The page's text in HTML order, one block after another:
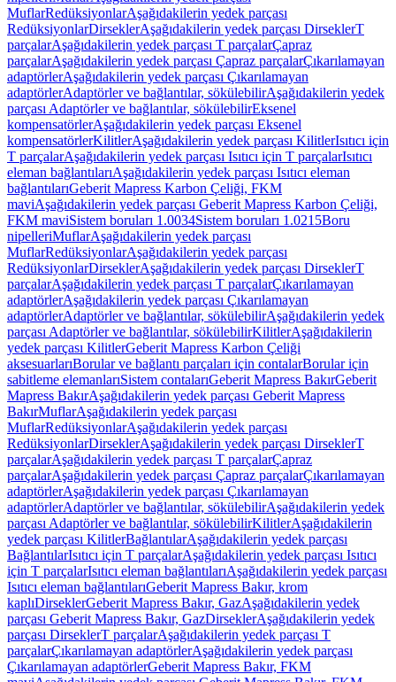
MuflarRedüksiyonlarAşağıdakilerin yedek parçası
RedüksiyonlarDirseklerAşağıdakilerin yedek parçası DirseklerT
parçalarAşağıdakilerin yedek parçası T parçalarÇapraz
parçalarAşağıdakilerin yedek parçası Çapraz parçalarÇıkarılamayan
adaptörlerAşağıdakilerin yedek parçası Çıkarılamayan
adaptörlerAdaptörler ve bağlantılar, sökülebilirAşağıdakilerin yedek
parçası Adaptörler ve bağlantılar, sökülebilirEksenel
kompensatörlerAşağıdakilerin yedek parçası Eksenel
kompensatörlerKilitlerAşağıdakilerin yedek parçası KilitlerIsıtıcı için
T parçalarAşağıdakilerin yedek parçası Isıtıcı için T parçalarIsıtıcı
eleman bağlantılarıAşağıdakilerin yedek parçası Isıtıcı eleman
bağlantılarıGeberit Mapress Karbon Çeliği, FKM
maviAşağıdakilerin yedek parçası Geberit Mapress Karbon Çeliği,
FKM maviSistem boruları 1.0034Sistem boruları 1.0215Boru
nipelleriMuflarAşağıdakilerin yedek parçası
MuflarRedüksiyonlarAşağıdakilerin yedek parçası
RedüksiyonlarDirseklerAşağıdakilerin yedek parçası DirseklerT
parçalarAşağıdakilerin yedek parçası T parçalarÇıkarılamayan
adaptörlerAşağıdakilerin yedek parçası Çıkarılamayan
adaptörlerAdaptörler ve bağlantılar, sökülebilirAşağıdakilerin yedek
parçası Adaptörler ve bağlantılar, sökülebilirKilitlerAşağıdakilerin
yedek parçası KilitlerGeberit Mapress Karbon Çeliği
aksesuarlarıBorular ve bağlantı parçaları için contalarBorular için
sabitleme elemanlarıSistem contalarıGeberit Mapress BakırGeberit
Mapress BakırAşağıdakilerin yedek parçası Geberit Mapress
BakırMuflarAşağıdakilerin yedek parçası
MuflarRedüksiyonlarAşağıdakilerin yedek parçası
RedüksiyonlarDirseklerAşağıdakilerin yedek parçası DirseklerT
parçalarAşağıdakilerin yedek parçası T parçalarÇapraz
parçalarAşağıdakilerin yedek parçası Çapraz parçalarÇıkarılamayan
adaptörlerAşağıdakilerin yedek parçası Çıkarılamayan
adaptörlerAdaptörler ve bağlantılar, sökülebilirAşağıdakilerin yedek
parçası Adaptörler ve bağlantılar, sökülebilirKilitlerAşağıdakilerin
yedek parçası KilitlerBağlantılarAşağıdakilerin yedek parçası
BağlantılarIsıtıcı için T parçalarAşağıdakilerin yedek parçası Isıtıcı
için T parçalarIsıtıcı eleman bağlantılarıAşağıdakilerin yedek parçası
Isıtıcı eleman bağlantılarıGeberit Mapress Bakır, krom
kaplıDirseklerGeberit Mapress Bakır, GazAşağıdakilerin yedek
parçası Geberit Mapress Bakır, GazDirseklerAşağıdakilerin yedek
parçası DirseklerT parçalarAşağıdakilerin yedek parçası T
parçalarÇıkarılamayan adaptörlerAşağıdakilerin yedek parçası
Çıkarılamayan adaptörlerGeberit Mapress Bakır, FKM